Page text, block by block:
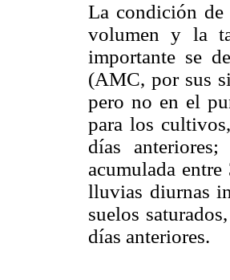
La condición de
volumen y la
importante se
(AMC, por sus
pero no en el
para los
días
acumulada
lluvias diurnas
suelos
días anteriores.